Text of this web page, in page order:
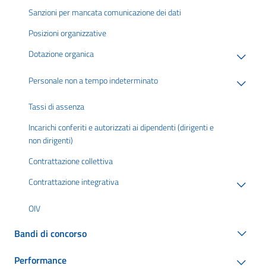
Sanzioni per mancata comunicazione dei dati
Posizioni organizzative
Dotazione organica
Personale non a tempo indeterminato
Tassi di assenza
Incarichi conferiti e autorizzati ai dipendenti (dirigenti e
non dirigenti)
Contrattazione collettiva
Contrattazione integrativa
OIV
Bandi di concorso
Performance